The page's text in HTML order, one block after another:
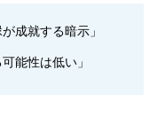
成就する暗示」
能性は低い」